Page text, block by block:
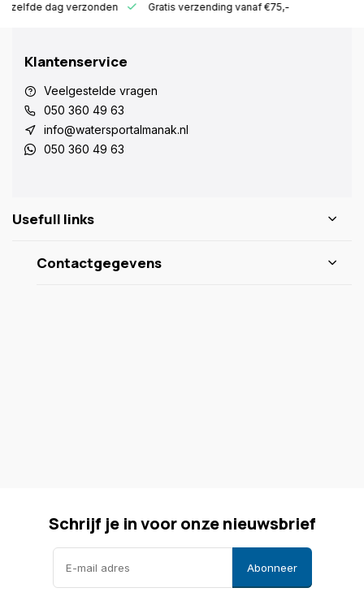
zelfde dag verzonden Gratis verzending vanaf €75,-
Klantenservice
Veelgestelde vragen
050 360 49 63
info@watersportalmanak.nl
050 360 49 63
Usefull links
Contactgegevens
Schrijf je in voor onze nieuwsbrief
Abonneer